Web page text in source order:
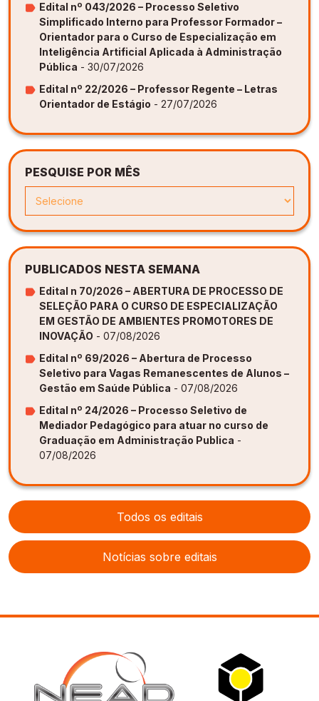
Edital nº 043/2026 – Processo Seletivo
Simplificado Interno para Professor Formador –
Orientador para o Curso de Especialização em
Inteligência Artificial Aplicada à Administração
Pública - 30/07/2026
Edital nº 22/2026 – Professor Regente – Letras
Orientador de Estágio - 27/07/2026
PESQUISE POR MÊS
PUBLICADOS NESTA SEMANA
Edital n 70/2026 – ABERTURA DE PROCESSO DE
SELEÇÃO PARA O CURSO DE ESPECIALIZAÇÃO
EM GESTÃO DE AMBIENTES PROMOTORES DE
INOVAÇÃO - 07/08/2026
Edital nº 69/2026 – Abertura de Processo
Seletivo para Vagas Remanescentes de Alunos –
Gestão em Saúde Pública - 07/08/2026
Edital nº 24/2026 – Processo Seletivo de
Mediador Pedagógico para atuar no curso de
Graduação em Administração Publica -
07/08/2026
Todos os editais
Notícias sobre editais